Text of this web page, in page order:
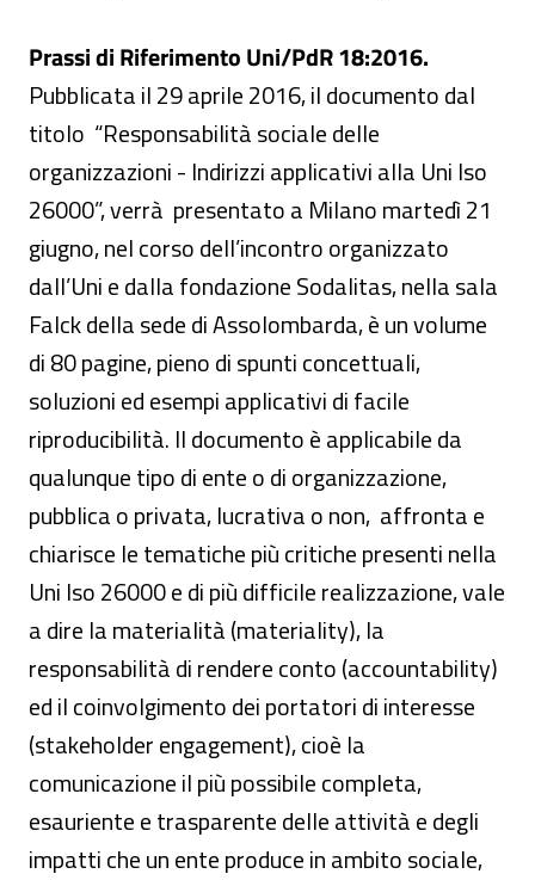
Prassi di Riferimento Uni/PdR 18:2016.
Pubblicata il 29 aprile 2016, il documento dal
titolo “Responsabilità sociale delle
organizzazioni - Indirizzi applicativi alla Uni Iso
26000”, verrà presentato a Milano martedì 21
giugno, nel corso dell’incontro organizzato
dall’Uni e dalla fondazione Sodalitas, nella sala
Falck della sede di Assolombarda, è un volume
di 80 pagine, pieno di spunti concettuali,
soluzioni ed esempi applicativi di facile
riproducibilità. Il documento è applicabile da
qualunque tipo di ente o di organizzazione,
pubblica o privata, lucrativa o non, affronta e
chiarisce le tematiche più critiche presenti nella
Uni Iso 26000 e di più difficile realizzazione, vale
a dire la materialità (materiality), la
responsabilità di rendere conto (accountability)
ed il coinvolgimento dei portatori di interesse
(stakeholder engagement), cioè la
comunicazione il più possibile completa,
esauriente e trasparente delle attività e degli
impatti che un ente produce in ambito sociale,